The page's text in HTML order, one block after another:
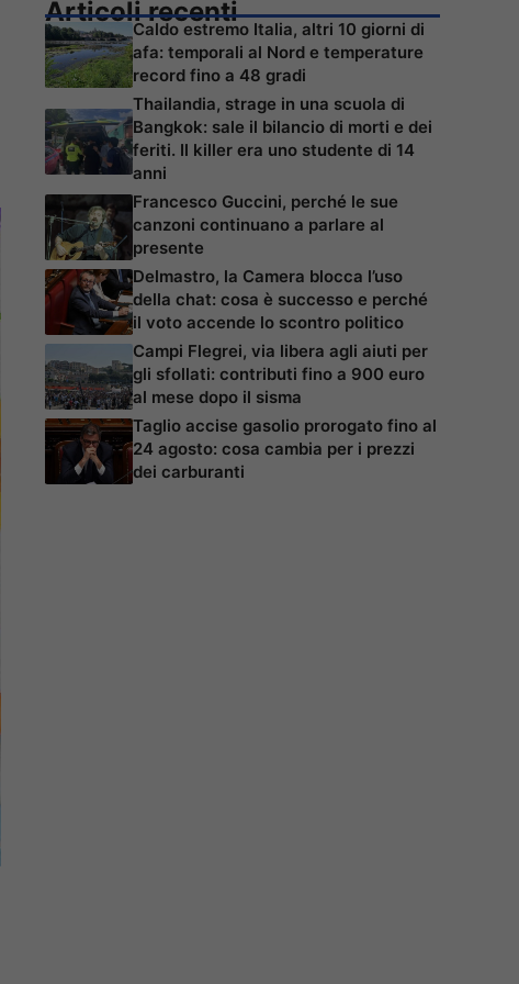
Articoli recenti
Caldo estremo Italia, altri 10 giorni di
afa: temporali al Nord e temperature
record fino a 48 gradi
Thailandia, strage in una scuola di
Bangkok: sale il bilancio di morti e dei
feriti. Il killer era uno studente di 14
anni
Francesco Guccini, perché le sue
canzoni continuano a parlare al
presente
Delmastro, la Camera blocca l’uso
della chat: cosa è successo e perché
il voto accende lo scontro politico
Campi Flegrei, via libera agli aiuti per
gli sfollati: contributi fino a 900 euro
al mese dopo il sisma
Taglio accise gasolio prorogato fino al
24 agosto: cosa cambia per i prezzi
dei carburanti